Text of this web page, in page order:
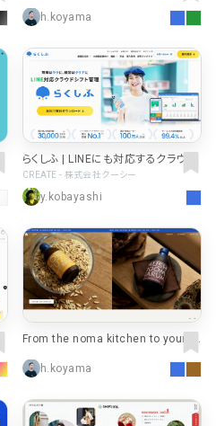
h.koyama
らくしふ | LINEにも対応するクラウド
シフト管理
CREATE - 株式会社クーシー
y.kobayashi
From the noma kitchen to yours ·
h.koyama